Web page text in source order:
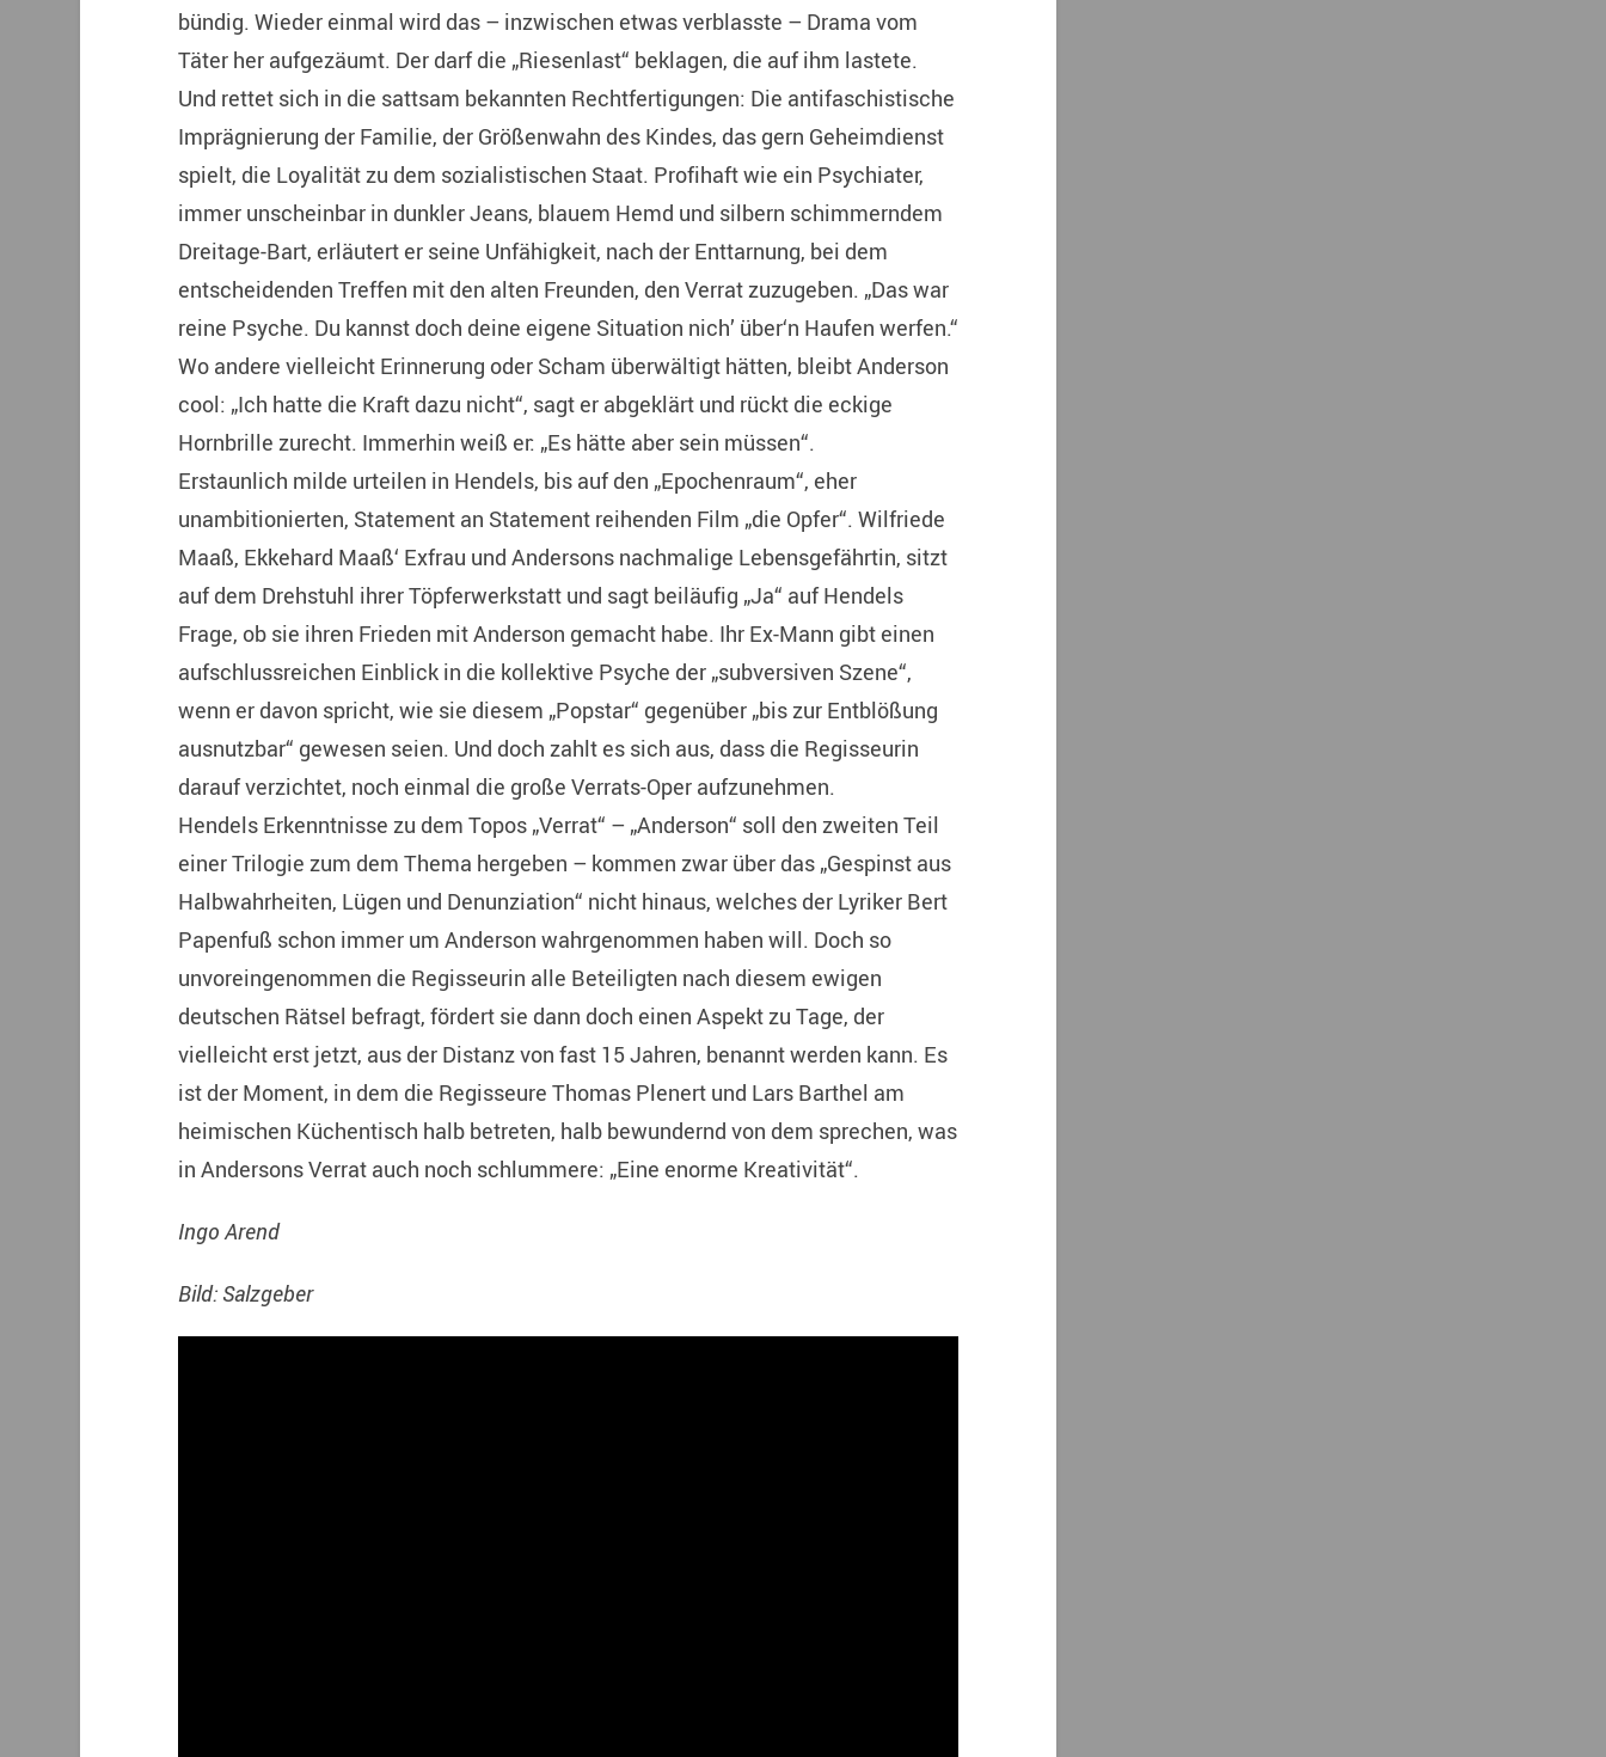
bündig. Wieder einmal wird das – inzwischen etwas verblasste – Drama vom
Täter her aufgezäumt. Der darf die „Riesenlast“ beklagen, die auf ihm lastete.
Und rettet sich in die sattsam bekannten Rechtfertigungen: Die antifaschistische
Imprägnierung der Familie, der Größenwahn des Kindes, das gern Geheimdienst
spielt, die Loyalität zu dem sozialistischen Staat. Profihaft wie ein Psychiater,
immer unscheinbar in dunkler Jeans, blauem Hemd und silbern schimmerndem
Dreitage-Bart, erläutert er seine Unfähigkeit, nach der Enttarnung, bei dem
entscheidenden Treffen mit den alten Freunden, den Verrat zuzugeben. „Das war
reine Psyche. Du kannst doch deine eigene Situation nich’ über‘n Haufen werfen.“
Wo andere vielleicht Erinnerung oder Scham überwältigt hätten, bleibt Anderson
cool: „Ich hatte die Kraft dazu nicht“, sagt er abgeklärt und rückt die eckige
Hornbrille zurecht. Immerhin weiß er: „Es hätte aber sein müssen“.
Erstaunlich milde urteilen in Hendels, bis auf den „Epochenraum“, eher
unambitionierten, Statement an Statement reihenden Film „die Opfer“. Wilfriede
Maaß, Ekkehard Maaß‘ Exfrau und Andersons nachmalige Lebensgefährtin, sitzt
auf dem Drehstuhl ihrer Töpferwerkstatt und sagt beiläufig „Ja“ auf Hendels
Frage, ob sie ihren Frieden mit Anderson gemacht habe. Ihr Ex-Mann gibt einen
aufschlussreichen Einblick in die kollektive Psyche der „subversiven Szene“,
wenn er davon spricht, wie sie diesem „Popstar“ gegenüber „bis zur Entblößung
ausnutzbar“ gewesen seien. Und doch zahlt es sich aus, dass die Regisseurin
darauf verzichtet, noch einmal die große Verrats-Oper aufzunehmen.
Hendels Erkenntnisse zu dem Topos „Verrat“ – „Anderson“ soll den zweiten Teil
einer Trilogie zum dem Thema hergeben – kommen zwar über das „Gespinst aus
Halbwahrheiten, Lügen und Denunziation“ nicht hinaus, welches der Lyriker Bert
Papenfuß schon immer um Anderson wahrgenommen haben will. Doch so
unvoreingenommen die Regisseurin alle Beteiligten nach diesem ewigen
deutschen Rätsel befragt, fördert sie dann doch einen Aspekt zu Tage, der
vielleicht erst jetzt, aus der Distanz von fast 15 Jahren, benannt werden kann. Es
ist der Moment, in dem die Regisseure Thomas Plenert und Lars Barthel am
heimischen Küchentisch halb betreten, halb bewundernd von dem sprechen, was
in Andersons Verrat auch noch schlummere: „Eine enorme Kreativität“.
Ingo Arend
Bild: Salzgeber